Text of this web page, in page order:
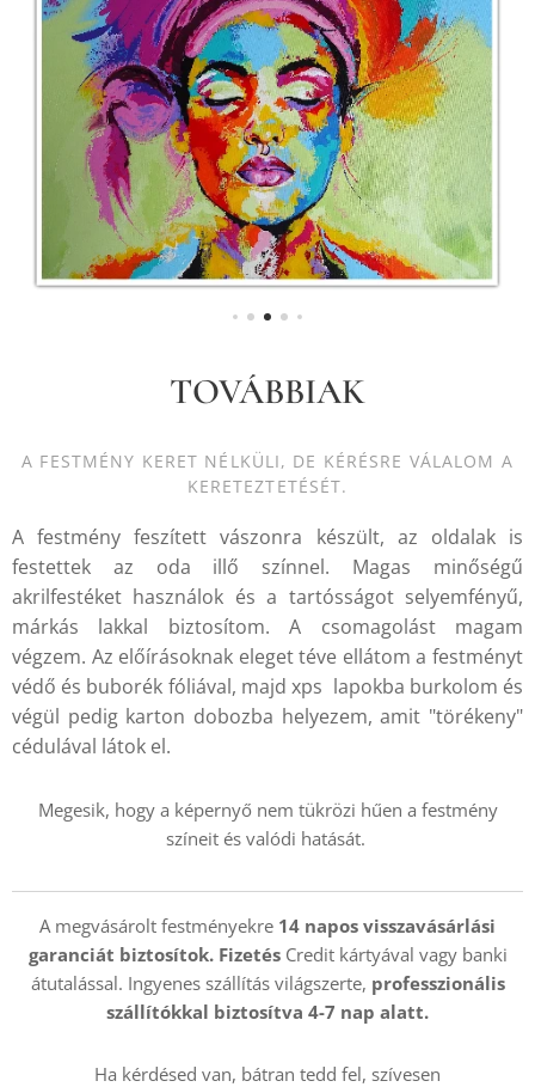
TOVÁBBIAK
A FESTMÉNY KERET NÉLKÜLI, DE KÉRÉSRE VÁLALOM A
KERETEZTETÉSÉT.
A festmény feszített vászonra készült, az oldalak is
festettek az oda illő színnel. Magas minőségű
akrilfestéket használok és a tartósságot selyemfényű,
márkás lakkal biztosítom. A csomagolást magam
végzem. Az előírásoknak eleget téve ellátom a festményt
védő és buborék fóliával, majd xps lapokba burkolom és
végül pedig karton dobozba helyezem, amit "törékeny"
cédulával látok el.
Megesik, hogy a képernyő nem tükrözi hűen a festmény
színeit és valódi hatását.
A megvásárolt festményekre 14 napos visszavásárlási
garanciát biztosítok. Fizetés Credit kártyával vagy banki
átutalással. Ingyenes szállítás világszerte, professzionális
szállítókkal biztosítva 4-7 nap alatt.
Ha kérdésed van, bátran tedd fel, szívesen